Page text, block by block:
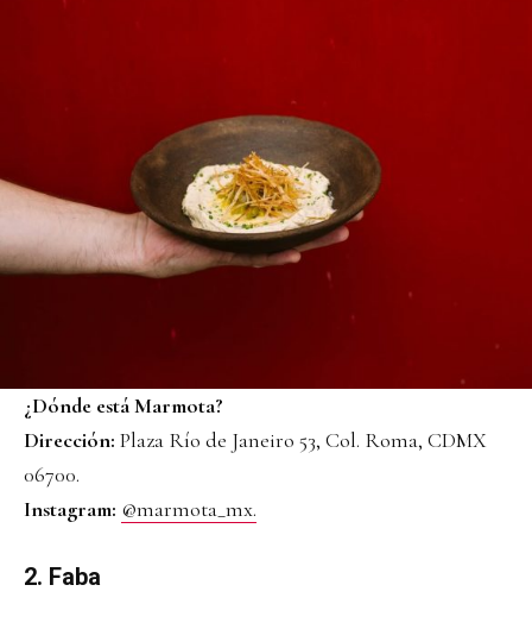
¿Dónde está Marmota?
Dirección: Plaza Río de Janeiro 53, Col. Roma, CDMX
06700.
Instagram: @marmota_mx.
2. Faba